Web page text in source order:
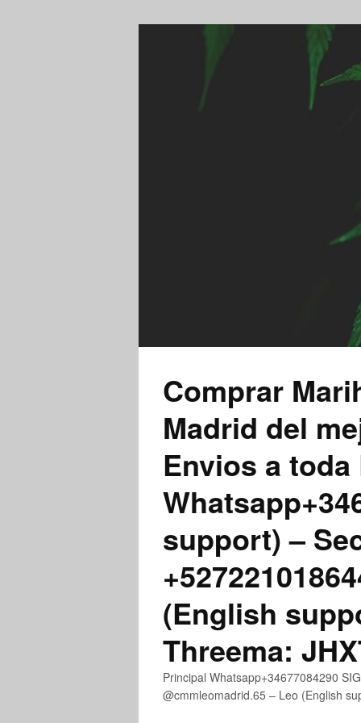
Comprar
Madrid del
Envios a
support) –
(English
Threema:
Principal Whatsapp+34677084290
@cmmleomadrid.65 – Leo (English